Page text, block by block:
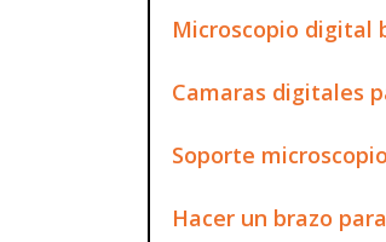
Microscopio digital
Camaras digitales
Soporte
Hacer un brazo